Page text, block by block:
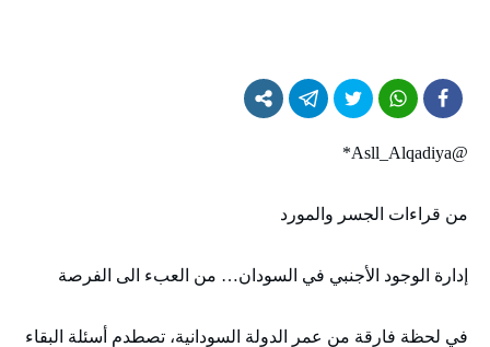
@Asll_Alqadiya*
من قراءات الجسر والمورد
إدارة الوجود الأجنبي في السودان… من العبء الى الفرصة
في لحظة فارقة من عمر الدولة السودانية، تصطدم أسئلة البقاء